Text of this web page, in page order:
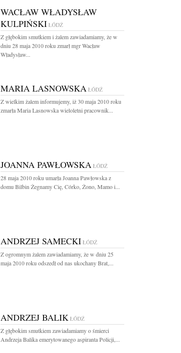
WACŁAW WŁADYSŁAW
KULPIŃSKI ŁÓDŹ
Z głębokim smutkiem i żalem zawiadamiamy, że w
dniu 28 maja 2010 roku zmarł mgr Wacław
Władysław...
MARIA LASNOWSKA ŁÓDŹ
Z wielkim żalem informujemy, iż 30 maja 2010 roku
zmarła Maria Lasnowska wieloletni pracownik...
JOANNA PAWŁOWSKA ŁÓDŹ
28 maja 2010 roku umarła Joanna Pawłowska z
domu Bilbin Żegnamy Cię, Córko, Żono, Mamo i...
ANDRZEJ SAMECKI ŁÓDŹ
Z ogromnym żalem zawiadamiamy, że w dniu 25
maja 2010 roku odszedł od nas ukochany Brat,...
ANDRZEJ BALIK ŁÓDŹ
Z głębokim smutkiem zawiadamiamy o śmierci
Andrzeja Balika emerytowanego aspiranta Policji,...